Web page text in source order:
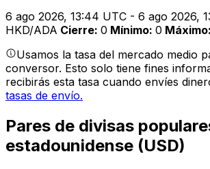
6 ago 2026, 13:44 UTC - 6 ago 2026,
HKD/ADA Cierre: 0 Mínimo: 0 Máximo:
Usamos la tasa del mercado medio
conversor. Esto solo tiene fines
recibirás esta tasa cuando envíes
tasas de envío.
Pares de divisas
estadounidense (USD)